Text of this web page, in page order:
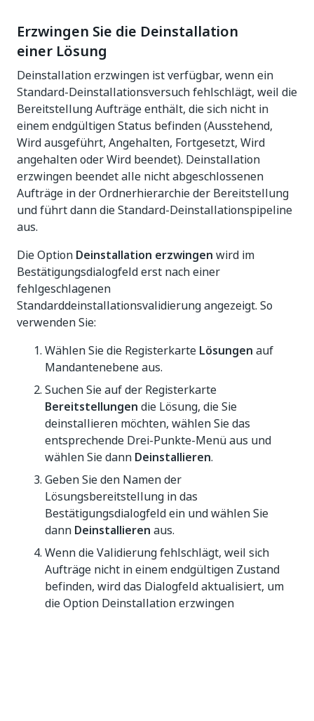
Erzwingen Sie die Deinstallation
einer Lösung
Deinstallation erzwingen ist verfügbar, wenn ein
Standard-Deinstallationsversuch fehlschlägt, weil die
Bereitstellung Aufträge enthält, die sich nicht in
einem endgültigen Status befinden (Ausstehend,
Wird ausgeführt, Angehalten, Fortgesetzt, Wird
angehalten oder Wird beendet). Deinstallation
erzwingen beendet alle nicht abgeschlossenen
Aufträge in der Ordnerhierarchie der Bereitstellung
und führt dann die Standard-Deinstallationspipeline
aus.
Die Option Deinstallation erzwingen wird im
Bestätigungsdialogfeld erst nach einer
fehlgeschlagenen
Standarddeinstallationsvalidierung angezeigt. So
verwenden Sie:
Wählen Sie die Registerkarte Lösungen auf
Mandantenebene aus.
Suchen Sie auf der Registerkarte
Bereitstellungen die Lösung, die Sie
deinstallieren möchten, wählen Sie das
entsprechende Drei-Punkte-Menü aus und
wählen Sie dann Deinstallieren.
Geben Sie den Namen der
Lösungsbereitstellung in das
Bestätigungsdialogfeld ein und wählen Sie
dann Deinstallieren aus.
Wenn die Validierung fehlschlägt, weil sich
Aufträge nicht in einem endgültigen Zustand
befinden, wird das Dialogfeld aktualisiert, um
die Option Deinstallation erzwingen